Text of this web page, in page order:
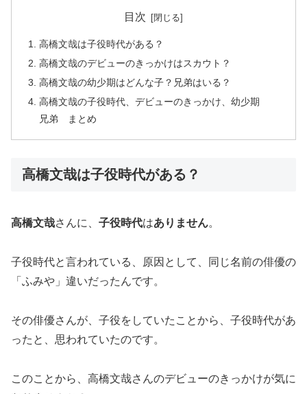
目次
高橋文哉は子役時代がある？
高橋文哉のデビューのきっかけはスカウト？
高橋文哉の幼少期はどんな子？兄弟はいる？
高橋文哉の子役時代、デビューのきっかけ、幼少期
兄弟 まとめ
高橋文哉は子役時代がある？
高橋文哉さんに、 子役時代はありません。
子役時代と言われている、原因として、同じ名前の俳優の
「ふみや」違いだったんです。
その俳優さんが、子役をしていたことから、子役時代があ
ったと、思われていたのです。
このことから、高橋文哉さんのデビューのきっかけが気に